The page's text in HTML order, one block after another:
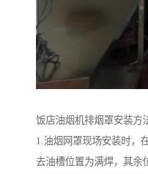
饭店油烟机排烟罩安装方
1.油烟网罩现场安装时，
去油槽位置为满焊，其余